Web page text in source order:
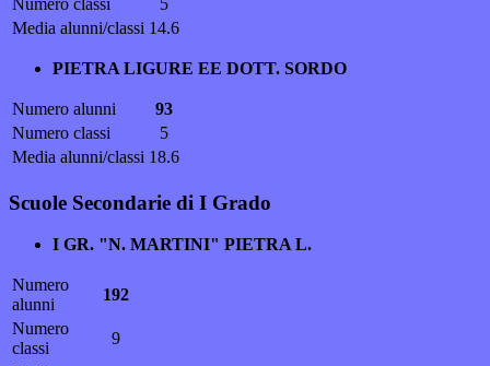
Numero classi
5
Media alunni/classi 14.6
PIETRA LIGURE EE DOTT. SORDO
Numero alunni
93
Numero classi
5
Media alunni/classi 18.6
Scuole Secondarie di I Grado
I GR. "N. MARTINI" PIETRA L.
Numero
alunni
192
Numero
classi
9